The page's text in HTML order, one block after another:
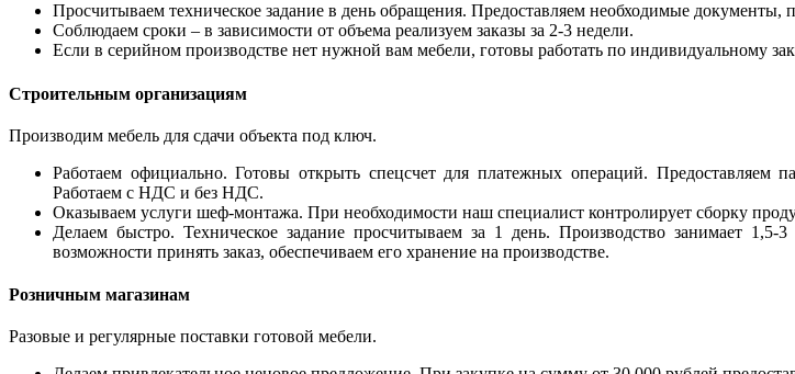
Просчитываем техническое задание в день обращения. Предоставляем необходимые документы,
Соблюдаем сроки – в зависимости от объема реализуем заказы за 2-3 недели.
Если в серийном производстве нет нужной вам мебели, готовы работать по индивидуальному
Строительным организациям
Производим мебель для сдачи объекта под ключ.
Работаем официально. Готовы открыть спецсчет для платежных операций. Предоставляем
Работаем с НДС и без НДС.
Оказываем услуги шеф-монтажа. При необходимости наш специалист контролирует сборку
Делаем быстро. Техническое задание просчитываем за 1 день. Производство занимает
возможности принять заказ, обеспечиваем его хранение на производстве.
Розничным магазинам
Разовые и регулярные поставки готовой мебели.